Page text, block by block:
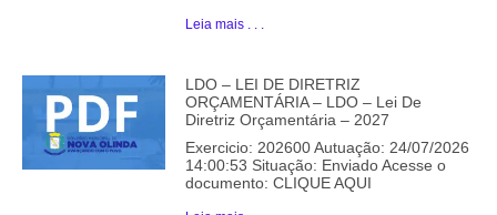
Leia mais . . .
LDO – LEI DE DIRETRIZ
ORÇAMENTÁRIA – LDO – Lei De
Diretriz Orçamentária – 2027
Exercicio: 202600 Autuação: 24/07/2026
14:00:53 Situação: Enviado Acesse o
documento: CLIQUE AQUI